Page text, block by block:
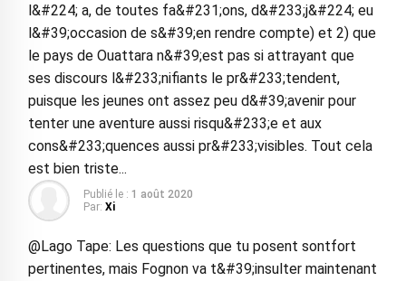
l&#224; a, de toutes fa&#231;ons, d&#233;j&#224; eu
l&#39;occasion de s&#39;en rendre compte) et 2) que
le pays de Ouattara n&#39;est pas si attrayant que
ses discours l&#233;nifiants le pr&#233;tendent,
puisque les jeunes ont assez peu d&#39;avenir pour
tenter une aventure aussi risqu&#233;e et aux
cons&#233;quences aussi pr&#233;visibles. Tout cela
est bien triste...
Publié le : 1 août 2020
Par: Xi
@Lago Tape: Les questions que tu posent sontfort
pertinentes, mais Fognon va t&#39;insulter maintenant